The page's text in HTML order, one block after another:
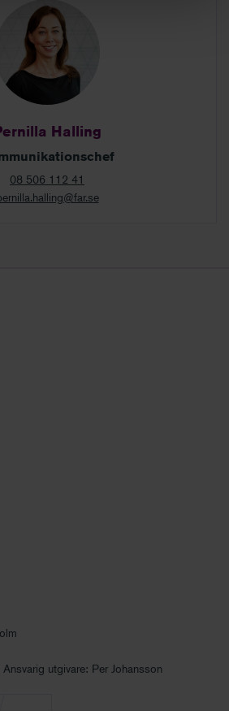
Halling
08 506 112 41
utgivare: Per Johansson